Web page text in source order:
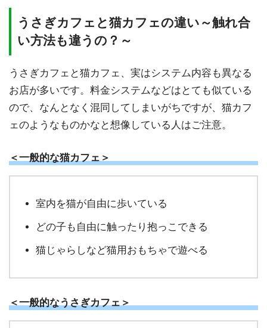
うさぎカフェと猫カフェの違い～触れ合
い方法も違うの？～
うさぎカフェと猫カフェ、実はシステム内容も異なる
お店が多いです。料金システムなどはとても似ている
ので、なんとなく混同してしまいがちですが、猫カフ
ェのようなものかなと想像している人はご注意。
＜一般的な猫カフェ＞
室内を猫が自由に歩いている
どの子も自由に触ったり抱っこできる
猫じゃらしなど猫用おもちゃで遊べる
＜一般的なうさぎカフェ＞